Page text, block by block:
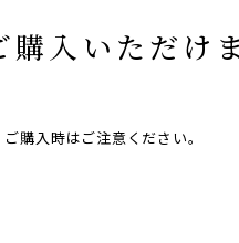
入いただけ
購入時はご注意ください。